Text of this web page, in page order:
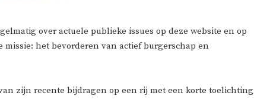
over actuele publieke issues op deze website en op
het bevorderen van actief burgerschap en
zijn recente bijdragen op een rij met een korte toelichting